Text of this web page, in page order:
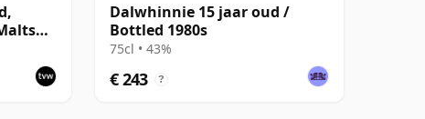
Dalwhinnie 15 jaar oud /
Bottled 1980s
75cl • 43%
€ 243 ?